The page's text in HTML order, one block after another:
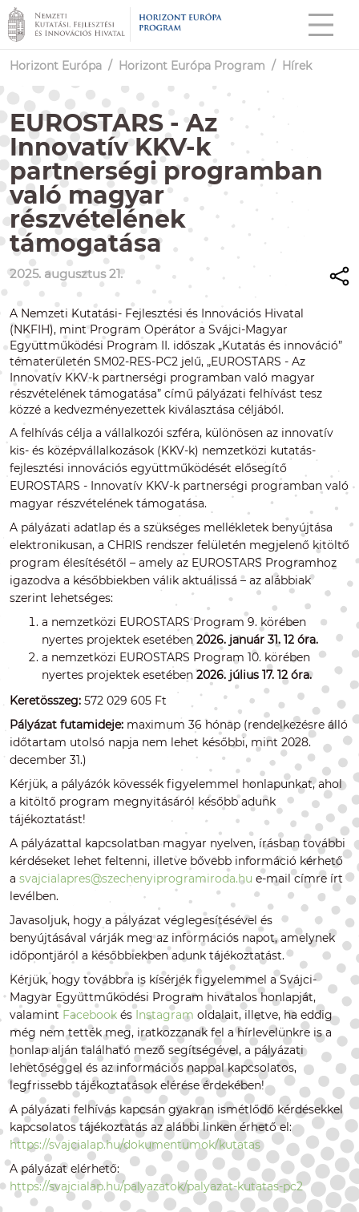
Horizont Európa / Horizont Európa Program / Hírek
EUROSTARS - Az
Innovatív KKV-k
partnerségi programban
való magyar
részvételének
támogatása
2025. augusztus 21.
A Nemzeti Kutatási- Fejlesztési és Innovációs Hivatal
(NKFIH), mint Program Operátor a Svájci-Magyar
Együttműködési Program II. időszak „Kutatás és innováció”
tématerületén SM02-RES-PC2 jelű, „EUROSTARS - Az
Innovatív KKV-k partnerségi programban való magyar
részvételének támogatása” című pályázati felhívást tesz
közzé a kedvezményezettek kiválasztása céljából.
A felhívás célja a vállalkozói szféra, különösen az innovatív
kis- és középvállalkozások (KKV-k) nemzetközi kutatás-
fejlesztési innovációs együttműködését elősegítő
EUROSTARS - Innovatív KKV-k partnerségi programban való
magyar részvételének támogatása.
A pályázati adatlap és a szükséges mellékletek benyújtása
elektronikusan, a CHRIS rendszer felületén megjelenő kitöltő
program élesítésétől – amely az EUROSTARS Programhoz
igazodva a későbbiekben válik aktuálissá – az alábbiak
szerint lehetséges:
a nemzetközi EUROSTARS Program 9. körében
nyertes projektek esetében 2026. január 31. 12 óra.
a nemzetközi EUROSTARS Program 10. körében
nyertes projektek esetében2026. július 17. 12 óra.
Keretösszeg: 572 029 605 Ft
Pályázat futamideje: maximum 36 hónap (rendelkezésre álló
időtartam utolsó napja nem lehet későbbi, mint 2028.
december 31.)
Kérjük, a pályázók kövessék figyelemmel honlapunkat, ahol
a kitöltő program megnyitásáról később adunk
tájékoztatást!
A pályázattal kapcsolatban magyar nyelven, írásban további
kérdéseket lehet feltenni, illetve bővebb információ kérhető
a svajcialapres@szechenyiprogramiroda.hu e-mail címre írt
levélben.
Javasoljuk, hogy a pályázat véglegesítésével és
benyújtásával várják meg az információs napot, amelynek
időpontjáról a későbbiekben adunk tájékoztatást.
Kérjük, hogy továbbra is kísérjék figyelemmel a Svájci-
Magyar Együttműködési Program hivatalos honlapját,
valamint Facebook és Instagram oldalait, illetve, ha eddig
még nem tették meg, iratkozzanak fel a hírlevelünkre is a
honlap alján található mező segítségével, a pályázati
lehetőséggel és az információs nappal kapcsolatos,
legfrissebb tájékoztatások elérése érdekében!
A pályázati felhívás kapcsán gyakran ismétlődő kérdésekkel
kapcsolatos tájékoztatás az alábbi linken érhető el:
https://svajcialap.hu/dokumentumok/kutatas
A pályázat elérhető:
https://svajcialap.hu/palyazatok/palyazat-kutatas-pc2